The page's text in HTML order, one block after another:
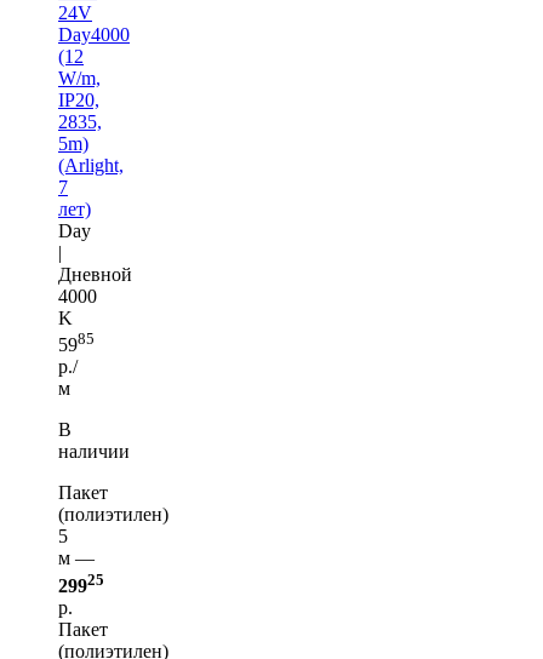
24V
Day4000
(12
W/m,
IP20,
2835,
5m)
(Arlight,
7
лет)
Day
|
Дневной
4000
K
5985
р./
м
В
наличии
Пакет
(полиэтилен)
5
м —
29925
р.
Пакет
(полиэтилен)